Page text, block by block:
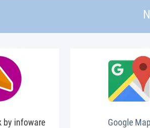
by infoware Google